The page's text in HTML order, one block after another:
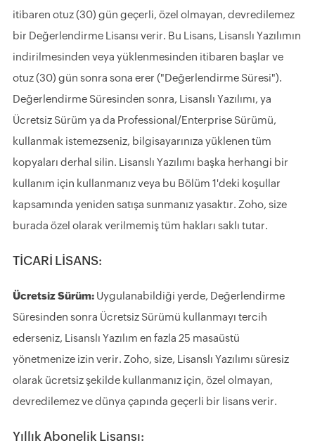
itibaren otuz (30) gün geçerli, özel olmayan, devredilemez
bir Değerlendirme Lisansı verir. Bu Lisans, Lisanslı Yazılımın
indirilmesinden veya yüklenmesinden itibaren başlar ve
otuz (30) gün sonra sona erer ("Değerlendirme Süresi").
Değerlendirme Süresinden sonra, Lisanslı Yazılımı, ya
Ücretsiz Sürüm ya da Professional/Enterprise Sürümü,
kullanmak istemezseniz, bilgisayarınıza yüklenen tüm
kopyaları derhal silin. Lisanslı Yazılımı başka herhangi bir
kullanım için kullanmanız veya bu Bölüm 1'deki koşullar
kapsamında yeniden satışa sunmanız yasaktır. Zoho, size
burada özel olarak verilmemiş tüm hakları saklı tutar.
TİCARİ LİSANS:
Ücretsiz Sürüm:Uygulanabildiği yerde, Değerlendirme
Süresinden sonra Ücretsiz Sürümü kullanmayı tercih
ederseniz, Lisanslı Yazılım en fazla 25 masaüstü
yönetmenize izin verir. Zoho, size, Lisanslı Yazılımı süresiz
olarak ücretsiz şekilde kullanmanız için, özel olmayan,
devredilemez ve dünya çapında geçerli bir lisans verir.
Yıllık Abonelik Lisansı: